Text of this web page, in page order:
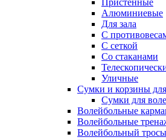
Пристенные
Алюминиевые
Для зала
С
С сеткой
Со стаканами
Уличные
Сумки и корзины
Сумки для
Волейбольные
Волейбольные
Волейбольный тросы